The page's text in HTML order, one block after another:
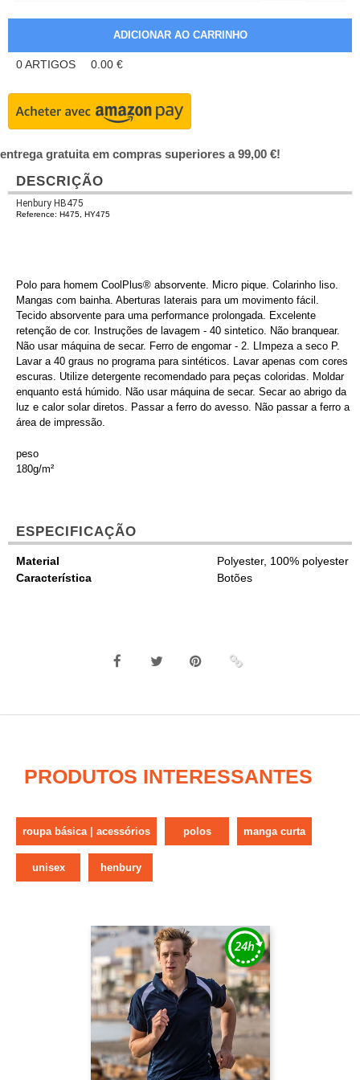
0ARTIGOS 0.00 €
entrega gratuita em compras superiores a 99,00 €!
DESCRIÇÃO
Henbury HB475
Reference: H475, HY475
Polo para homem CoolPlus® absorvente. Micro pique. Colarinho liso.
Mangas com bainha. Aberturas laterais para um movimento fácil.
Tecido absorvente para uma performance prolongada. Excelente
retenção de cor. Instruções de lavagem - 40 sintetico. Não branquear.
Não usar máquina de secar. Ferro de engomar - 2. LImpeza a seco P.
Lavar a 40 graus no programa para sintéticos. Lavar apenas com cores
escuras. Utilize detergente recomendado para peças coloridas. Moldar
enquanto está húmido. Não usar máquina de secar. Secar ao abrigo da
luz e calor solar diretos. Passar a ferro do avesso. Não passar a ferro a
área de impressão.
peso
180g/m²
ESPECIFICAÇÃO
Material
Polyester, 100% polyester
Característica
Botões
PRODUTOS INTERESSANTES
roupa básica | acessórios polos manga curta
unisex henbury